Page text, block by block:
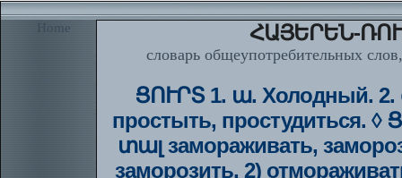
Home ՀԱՅԵՐԵՆ-
словарь общеупотребительных
ՑՈՒՐՏ 1. ա. Холодный. 2.
простыть, простудиться.
տալ замораживать,
заморозить, 2)